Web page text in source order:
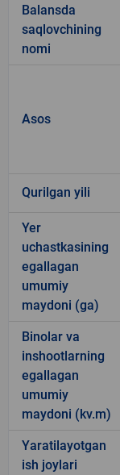
Balansda
saqlovchining
nomi
Asos
Qurilgan yili
Yer
uchastkasining
egallagan
umumiy
maydoni (ga)
Binolar va
inshootlarning
egallagan
umumiy
maydoni (kv.m)
Yaratilayotgan
ish joylari